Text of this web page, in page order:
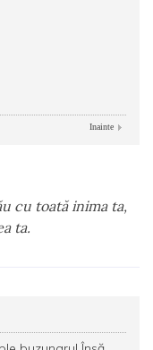
Inainte
cu toată inima ta,
ta.